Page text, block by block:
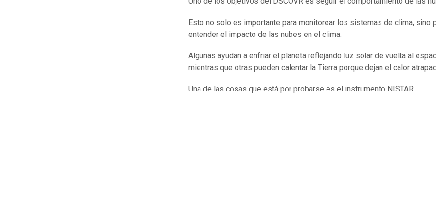
Esto no solo es importante para monitorear los sistemas de clima, sino
entender el impacto de las nubes en el clima.
Algunas ayudan a enfriar el planeta reflejando luz solar de vuelta al
mientras que otras pueden calentar la Tierra porque dejan el calor
Una de las cosas que está por probarse es el instrumento NISTAR.